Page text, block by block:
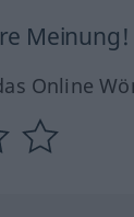
Meinung!
Online